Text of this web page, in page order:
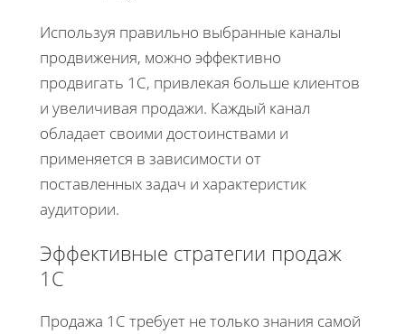
Используя правильно выбранные каналы
продвижения, можно эффективно
продвигать 1С, привлекая больше клиентов
и увеличивая продажи. Каждый канал
обладает своими достоинствами и
применяется в зависимости от
поставленных задач и характеристик
аудитории.
Эффективные стратегии продаж
1С
Продажа 1С требует не только знания самой